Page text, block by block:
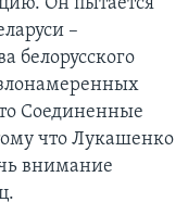
–
белорусского
Соединенные
что Лукашенко
внимание